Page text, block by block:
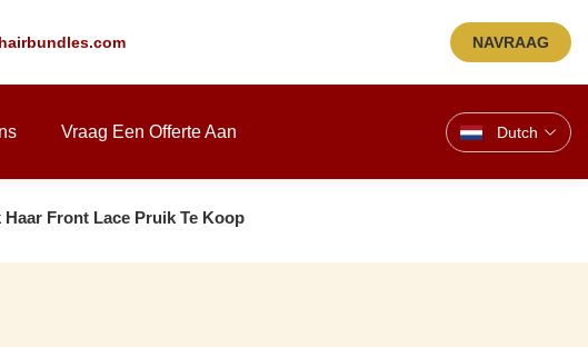
NAVRAAG
Vraag Een Offerte Aan Dutch
Front Lace Pruik Te Koop